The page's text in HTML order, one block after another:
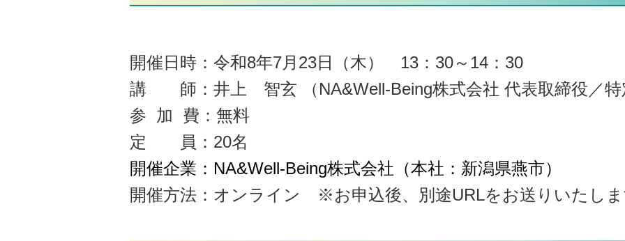
開催日時：令和8年7月23日（木） 13：30～14：30
講 師：井上 智玄 （ NA&Well-Being株式会社 代表取締役／
参 加 費：無料
定 員：20名
開催企業： NA&Well-Being株式会社 （本社：新潟県燕市）
開催方法：オンライン ※お申込後、別途URLをお送りいたし